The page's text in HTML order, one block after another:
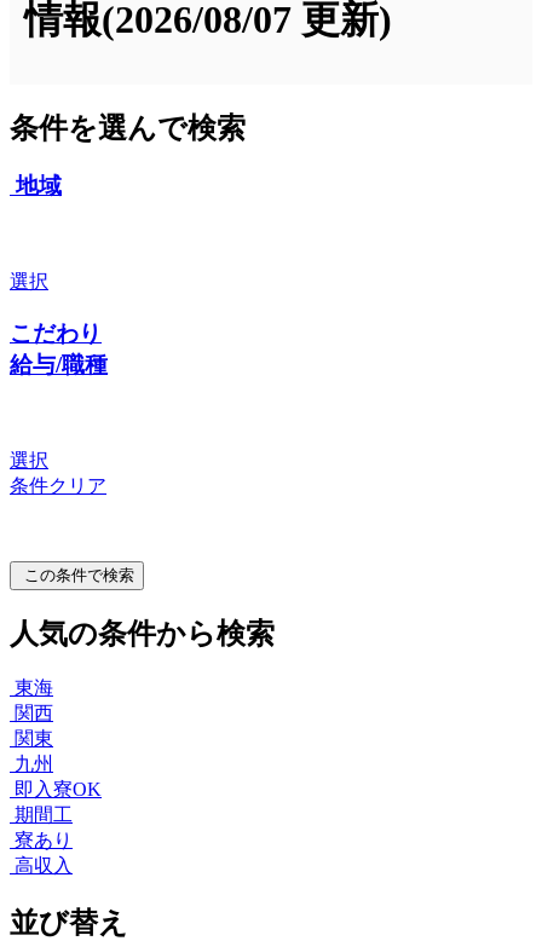
情報(2026/08/07 更新)
条件を選んで検索
地域
選択
こだわり
給与/職種
選択
条件クリア
この条件で検索
人気の条件から検索
東海
関西
関東
九州
即入寮OK
期間工
寮あり
高収入
並び替え